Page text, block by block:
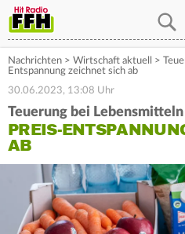
Nachrichten > Wirtschaft aktuell >
Entspannung zeichnet sich ab
30.06.2023, 13:08 Uhr
Teuerung bei Lebensmitteln
PREIS-
AB